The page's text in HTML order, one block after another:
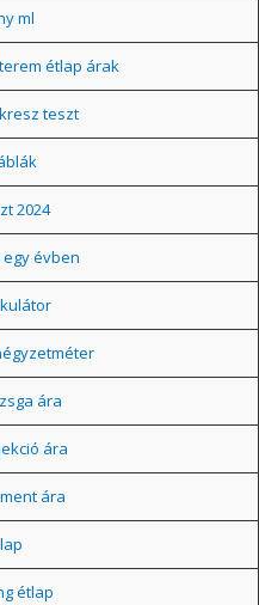
ml
étlap árak
teszt
2024
évben
ára
ára
ára
étlap